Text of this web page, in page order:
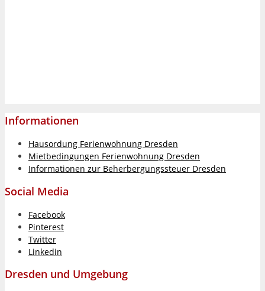
Informationen
Hausordung Ferienwohnung Dresden
Mietbedingungen Ferienwohnung Dresden
Informationen zur Beherbergungssteuer Dresden
Social Media
Facebook
Pinterest
Twitter
Linkedin
Dresden und Umgebung